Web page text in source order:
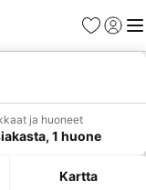
Suosikit
ja huoneet
1 huone
Kartta